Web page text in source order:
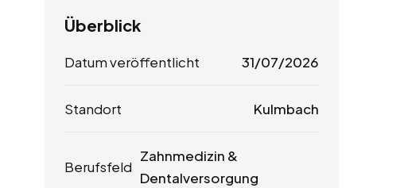
Überblick
Datum veröffentlicht 31/07/2026
Standort Kulmbach
Berufsfeld
Zahnmedizin &
Dentalversorgung